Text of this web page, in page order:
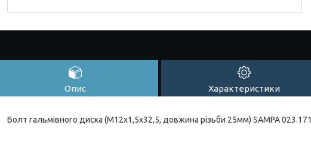
Опис Характеристики
Болт гальмівного диска (M12x1,5x32,5, довжина різьби 25мм) SAMPA 023.171